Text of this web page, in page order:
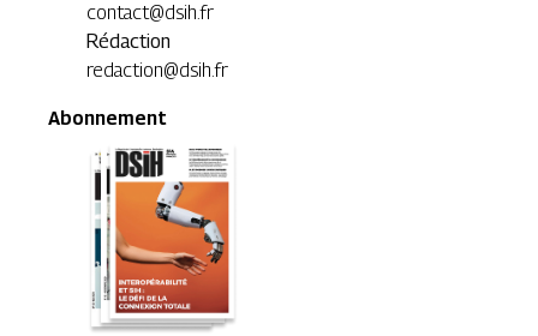
contact@dsih.fr
Rédaction
redaction@dsih.fr
Abonnement